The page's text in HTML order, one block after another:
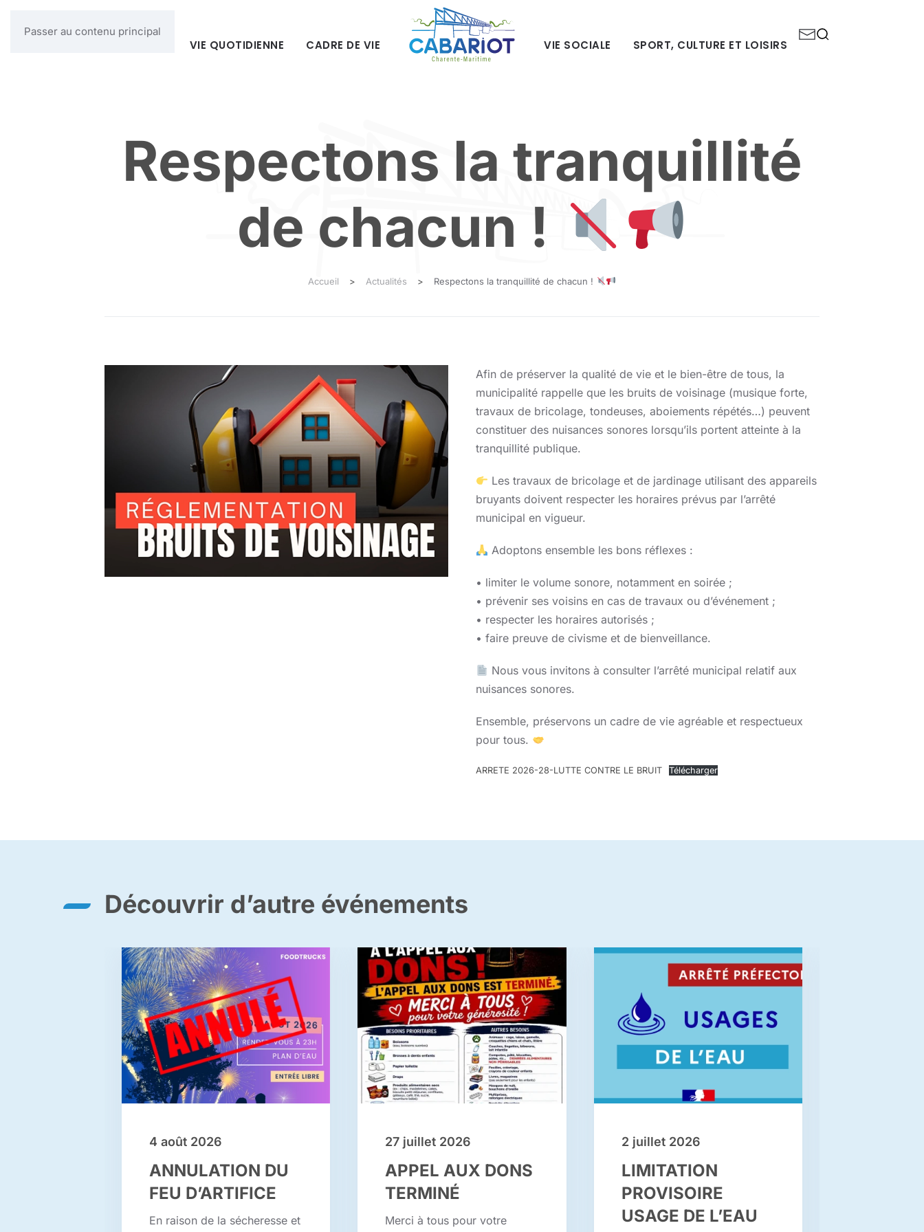
Passer au contenu principal
VIE QUOTIDIENNE CADRE DE VIE VIE SOCIALE SPORT, CULTURE ET LOISIRS
Respectons la tranquillité
de chacun !
Accueil Actualités Respectons la tranquillité de chacun !
Afin de préserver la qualité de vie et le bien-être de tous, la
municipalité rappelle que les bruits de voisinage (musique forte,
travaux de bricolage, tondeuses, aboiements répétés…) peuvent
constituer des nuisances sonores lorsqu’ils portent atteinte à la
tranquillité publique.
Les travaux de bricolage et de jardinage utilisant des appareils
bruyants doivent respecter les horaires prévus par l’arrêté
municipal en vigueur.
Adoptons ensemble les bons réflexes :
• limiter le volume sonore, notamment en soirée ;
• prévenir ses voisins en cas de travaux ou d’événement ;
• respecter les horaires autorisés ;
• faire preuve de civisme et de bienveillance.
Nous vous invitons à consulter l’arrêté municipal relatif aux
nuisances sonores.
Ensemble, préservons un cadre de vie agréable et respectueux
pour tous.
ARRETE 2026-28-LUTTE CONTRE LE BRUIT Télécharger
Découvrir d’autre événements
4 août 2026
ANNULATION DU
FEU D’ARTIFICE
En raison de la sécheresse et
27 juillet 2026
APPEL AUX DONS
TERMINÉ
Merci à tous pour votre
2 juillet 2026
LIMITATION
PROVISOIRE
USAGE DE L’EAU